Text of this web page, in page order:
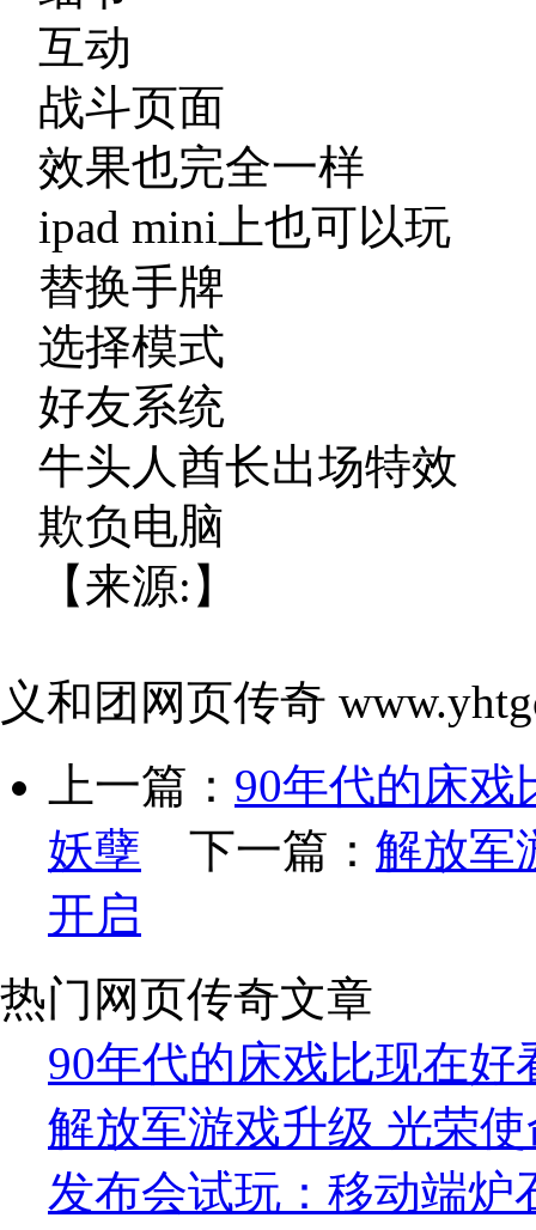
互动
战斗页面
效果也完全一样
ipad mini上也可以玩
替换手牌
选择模式
好友系统
牛头人酋长出场特效
欺负电脑
【来源:】
义和团网页传奇
上一篇： 90年代的床戏
妖孽 下一篇： 解放军
开启
热门网页传奇文章
90年代的床戏比现在好
解放军游戏升级 光荣
发布会试玩：移动端炉